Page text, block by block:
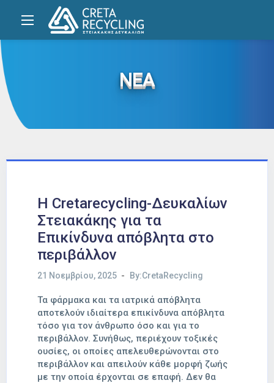
ΝΕΑ
Η Cretarecycling-Δευκαλίων
Στειακάκης για τα
Επικίνδυνα απόβλητα στο
περιβάλλον
21 Νοεμβρίου, 2025 By:CretaRecycling
Τα φάρμακα και τα ιατρικά απόβλητα
αποτελούν ιδιαίτερα επικίνδυνα απόβλητα
τόσο για τον άνθρωπο όσο και για το
περιβάλλον. Συνήθως, περιέχουν τοξικές
ουσίες, οι οποίες απελευθερώνονται στο
περιβάλλον και απειλούν κάθε μορφή ζωής
με την οποία έρχονται σε επαφή. Δεν θα